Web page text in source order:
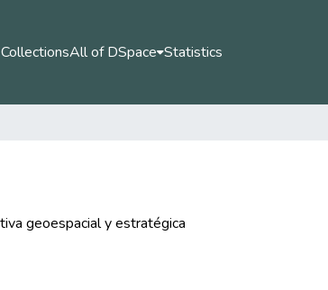
All of DSpace Statistics
geoespacial y estratégica